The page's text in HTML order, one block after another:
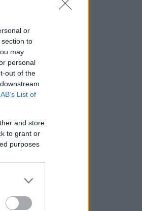
or
to
may
personal
out of the
List of
and store
to grant or
purposes